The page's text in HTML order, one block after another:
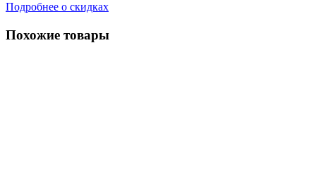
Подробнее о скидках
Похожие товары